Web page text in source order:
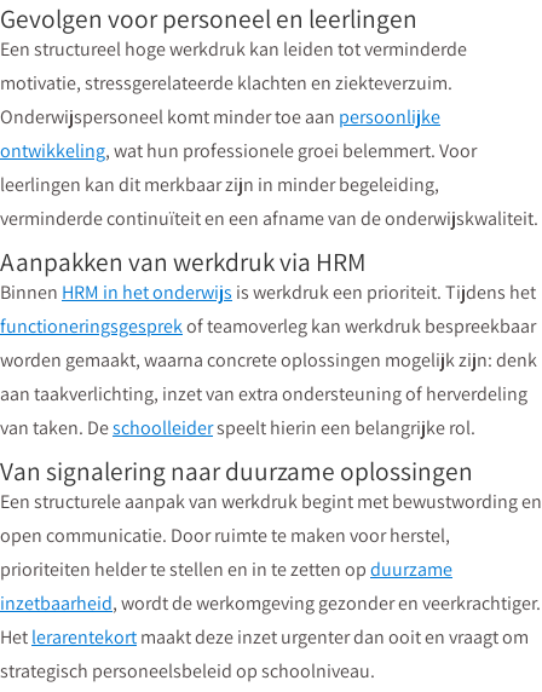
Gevolgen voor personeel en leerlingen
Een structureel hoge werkdruk kan leiden tot verminderde
motivatie, stressgerelateerde klachten en ziekteverzuim.
Onderwijspersoneel komt minder toe aan persoonlijke
ontwikkeling, wat hun professionele groei belemmert. Voor
leerlingen kan dit merkbaar zijn in minder begeleiding,
verminderde continuïteit en een afname van de onderwijskwaliteit.
Aanpakken van werkdruk via HRM
Binnen HRM in het onderwijs is werkdruk een prioriteit. Tijdens het
functioneringsgesprekof teamoverleg kan werkdruk bespreekbaar
worden gemaakt, waarna concrete oplossingen mogelijk zijn: denk
aan taakverlichting, inzet van extra ondersteuning of herverdeling
van taken. Deschoolleiderspeelt hierin een belangrijke rol.
Van signalering naar duurzame oplossingen
Een structurele aanpak van werkdruk begint met bewustwording en
open communicatie. Door ruimte te maken voor herstel,
prioriteiten helder te stellen en in te zetten opduurzame
inzetbaarheid, wordt de werkomgeving gezonder en veerkrachtiger.
Hetlerarentekortmaakt deze inzet urgenter dan ooit en vraagt om
strategisch personeelsbeleid op schoolniveau.